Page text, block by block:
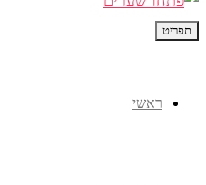
תפריט
ראשי